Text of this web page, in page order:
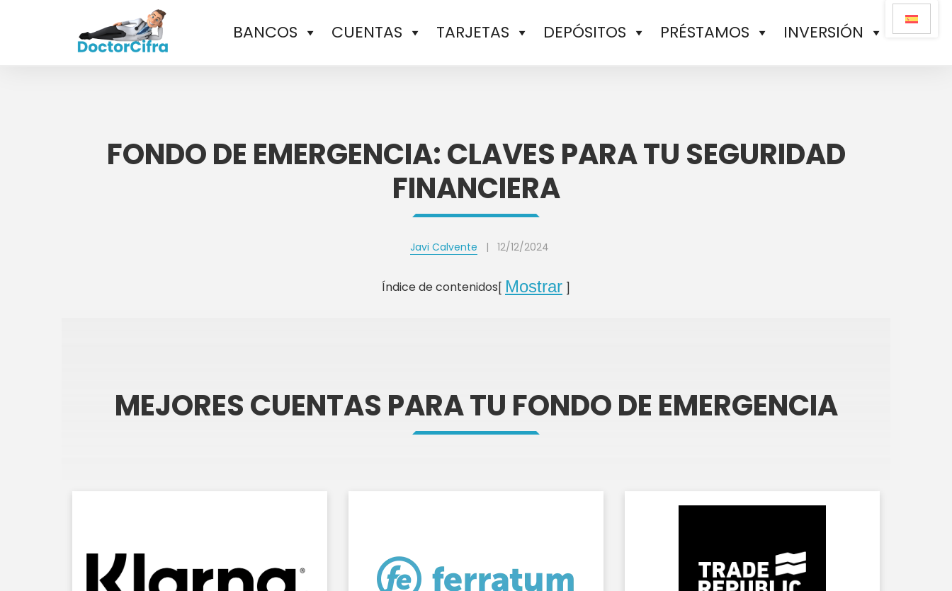
BANCOS CUENTAS TARJETAS DEPÓSITOS PRÉSTAMOS INVERSIÓN
FONDO DE EMERGENCIA: CLAVES PARA TU SEGURIDAD
FINANCIERA
Javi Calvente | 12/12/2024
Índice de contenidos Mostrar
MEJORES CUENTAS PARA TU FONDO DE EMERGENCIA